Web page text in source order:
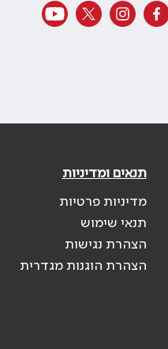
תנאים ומדיניות
מדיניות פרטיות
תנאי שימוש
הצהרת נגישות
הצהרת הוגנות מגדרית